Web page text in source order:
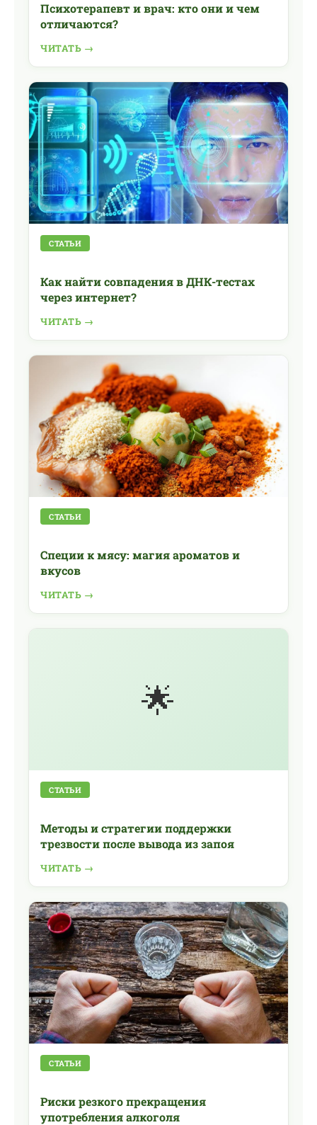
Психотерапевт и врач: кто они и чем
отличаются?
ЧИТАТЬ →
СТАТЬИ
Как найти совпадения в ДНК-тестах
через интернет?
ЧИТАТЬ →
СТАТЬИ
Специи к мясу: магия ароматов и
вкусов
ЧИТАТЬ →
🌟
СТАТЬИ
Методы и стратегии поддержки
трезвости после вывода из запоя
ЧИТАТЬ →
СТАТЬИ
Риски резкого прекращения
употребления алкоголя